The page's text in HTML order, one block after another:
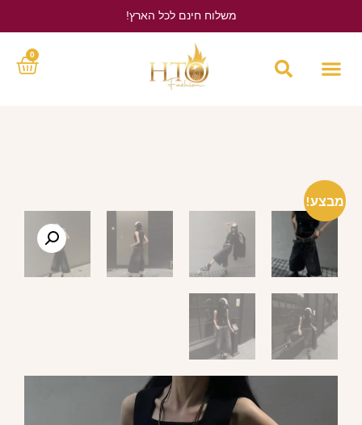
משלוח חינם לכל הארץ!
0
מבצע!